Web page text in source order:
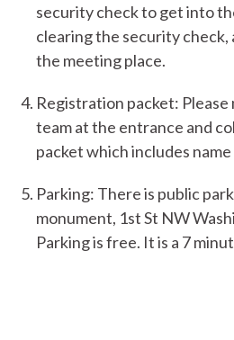
security check to get into
clearing the security check,
the meeting place.
Registration packet:
team at the entrance and
packet which includes
Parking: There is public
monument, 1st St NW
Parking is free. It is a 7